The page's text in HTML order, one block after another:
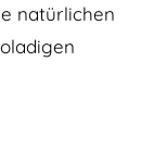
natürlichen